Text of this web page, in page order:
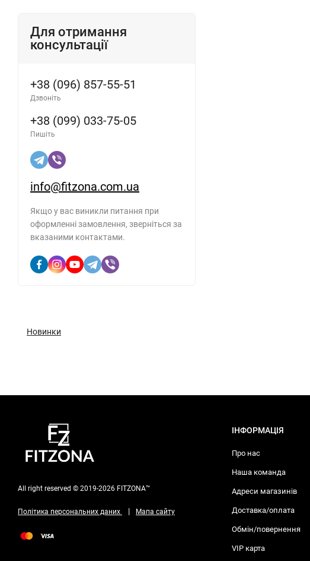
Для отримання
консультації
+38 (096) 857-55-51
Дзвоніть
+38 (099) 033-75-05
Пишіть
info@fitzona.com.ua
Якщо у вас виникли питання при
оформленні замовлення, зверніться за
вказаними контактами.
Новинки
All right reserved © 2019-2026 FITZONA™
Політика персональних даних | Мапа сайту
ІНФОРМАЦІЯ
Про нас
Наша команда
Адреси магазинів
Доставка/оплата
Обмін/повернення
VIP карта